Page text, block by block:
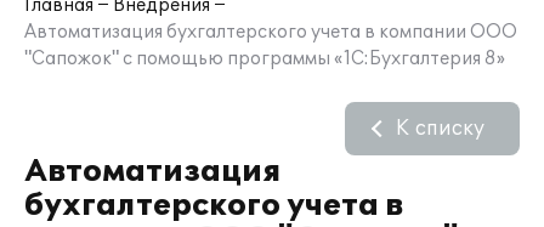
Главная
Внедрения
Автоматизация бухгалтерского учета в компании ООО
"Сапожок" с помощью программы «1С:Бухгалтерия 8»
Автоматизация
бухгалтерского учета в
К списку